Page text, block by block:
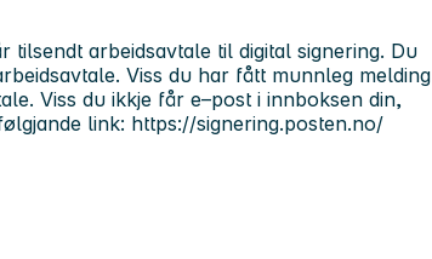
arbeidsavtale til digital signering. Du
Viss du har fått munnleg melding
Viss du ikkje får e–post i innboksen din,
link: https://signering.posten.no/